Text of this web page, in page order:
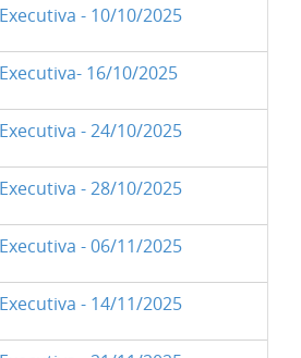
- 10/10/2025
16/10/2025
- 24/10/2025
- 28/10/2025
- 06/11/2025
- 14/11/2025